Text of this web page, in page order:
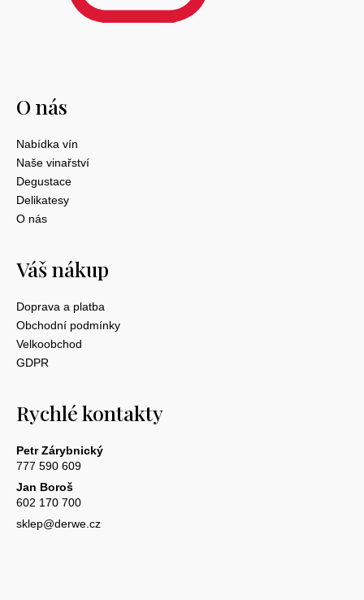
O nás
Nabídka vín
Naše vinařství
Degustace
Delikatesy
O nás
Váš nákup
Doprava a platba
Obchodní podmínky
Velkoobchod
GDPR
Rychlé kontakty
Petr Zárybnický
777 590 609
Jan Boroš
602 170 700
sklep@derwe.cz